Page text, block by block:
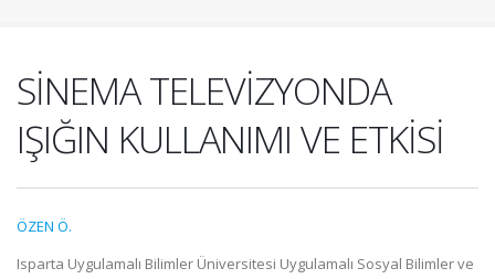
SİNEMA TELEVİZYONDA
IŞIĞIN KULLANIMI VE ETKİSİ
ÖZEN Ö.
Isparta Uygulamalı Bilimler Üniversitesi Uygulamalı Sosyal Bilimler ve